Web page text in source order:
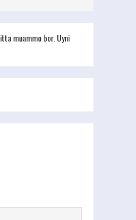
muammo bor. Uyni